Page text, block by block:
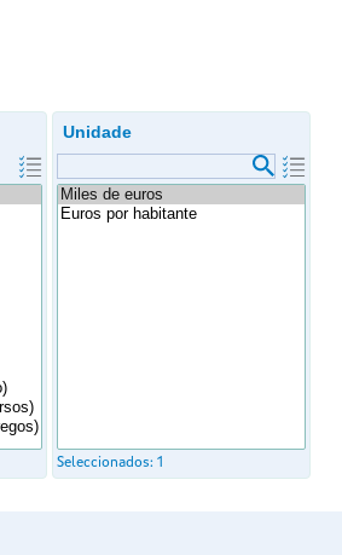
Unidade
Seleccionados: 1